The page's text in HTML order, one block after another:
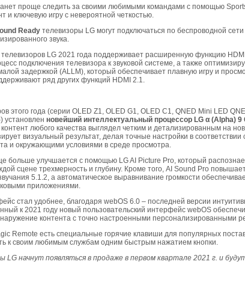
проще следить за своими любимыми командами с помощью
ключевую игру с невероятной четкостью.
Ready телевизоры LG могут подключаться по беспроводной
звука.
LG 2021 года поддерживает расширенную функцию
подключения телевизора к звуковой системе, а также
задержкой (ALLM), который обеспечивает плавную игру и
ряд других функций HDMI 2.1.
этого года (серии OLED Z1, OLED G1, OLED C1, QNED Mini LED
установлен новейший интеллектуальный процессор LG α (Alpha) 9
любого качества выглядел четким и детализированным на
визуальный результат, делая точные настройки в
и окружающими условиями в среде просмотра.
больше улучшается с помощью LG AI Picture Pro, который
сцене трехмерность и глубину. Кроме того, AI Sound Pro
5.1.2, а автоматическое выравнивание громкости
приложениями.
стал удобнее, благодаря webOS 6.0 – последней версии
к 2021 году новый пользовательский интерфейс webOS
контента с точно настроенными персонализированными
Remote есть специальные горячие клавиши для популярных
к своим любимым службам одним быстрым нажатием кнопки.
LG начнут появляться в продаже в первом квартале 2021 г. и